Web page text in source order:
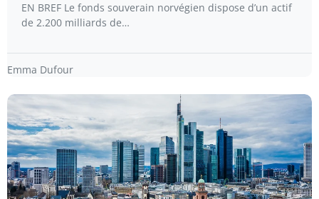
EN BREF Le fonds souverain norvégien dispose d’un actif
de 2.200 milliards de…
Emma Dufour